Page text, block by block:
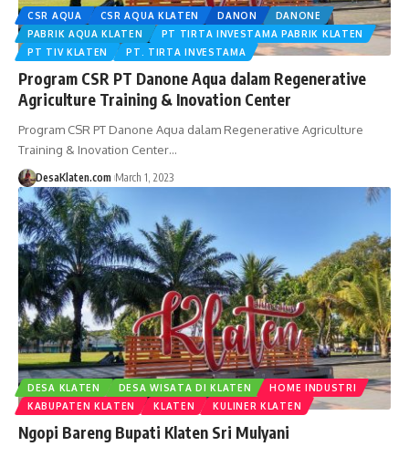
CSR AQUA CSR AQUA KLATEN DANON
DANONE
PABRIK AQUA KLATEN
PT TIRTA INVESTAMA PABRIK KLATEN
PT TIV KLATEN
PT. TIRTA INVESTAMA
Program CSR PT Danone Aqua dalam Regenerative
Agriculture Training & Inovation Center
Program CSR PT Danone Aqua dalam Regenerative Agriculture
Training & Inovation Center…
DesaKlaten.com March 1, 2023
DESA KLATEN DESA WISATA DI KLATEN
HOME INDUSTRI
KABUPATEN KLATEN
KLATEN KULINER KLATEN
Ngopi Bareng Bupati Klaten Sri Mulyani